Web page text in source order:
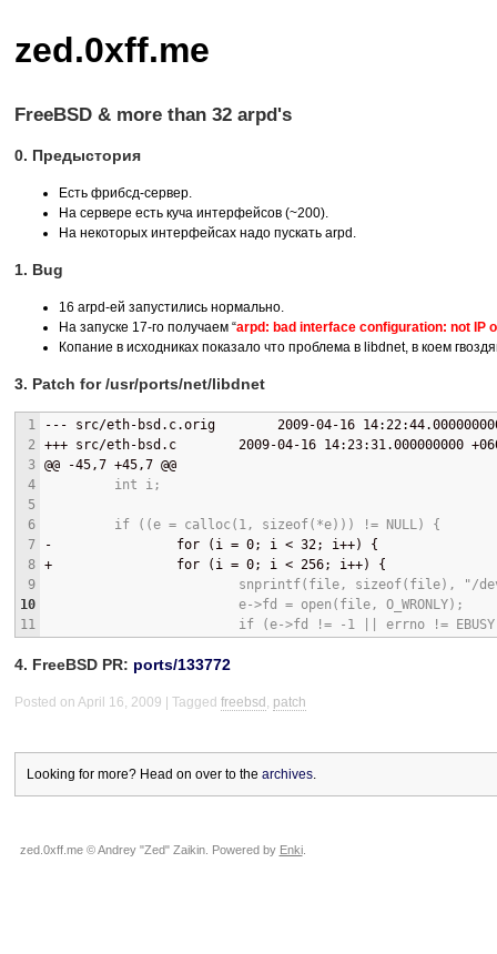
zed.0xff.me
FreeBSD & more than 32 arpd's
0. Предыстория
Есть фрибсд-сервер.
На сервере есть куча интерфейсов (~200).
На некоторых интерфейсах надо пускать arpd.
1. Bug
16 arpd-ей запустились нормально.
На запуске 17-го получаем “arpd: bad interface configuration: not IP
Копание в исходниках показало что проблема в libdnet, в коем
3. Patch for /usr/ports/net/libdnet
1
2
3
4
5
6
7
8
9
10
11
---
src/eth-bsd.c.orig        2009-04-16
+++ src/eth-bsd.c        2009-04-16 14:23:31.000000000
@@ -45,7 +45,7 @@
         int i;
         if ((e = calloc(1, sizeof(*e))) != NULL) {
-
                for (i = 0; i < 32; i++) {
+
                for (i = 0; i < 256; i++) {
snprintf(file, sizeof(file), "/
                         e->fd = open(file, O_WRONLY);
if (e->fd != -1 || errno !=
4. FreeBSD PR: ports/133772
Posted on April 16, 2009 Tagged freebsd , patch
Looking for more? Head on over to the archives.
zed.0xff.me © Andrey "Zed" Zaikin. Powered by Enki.